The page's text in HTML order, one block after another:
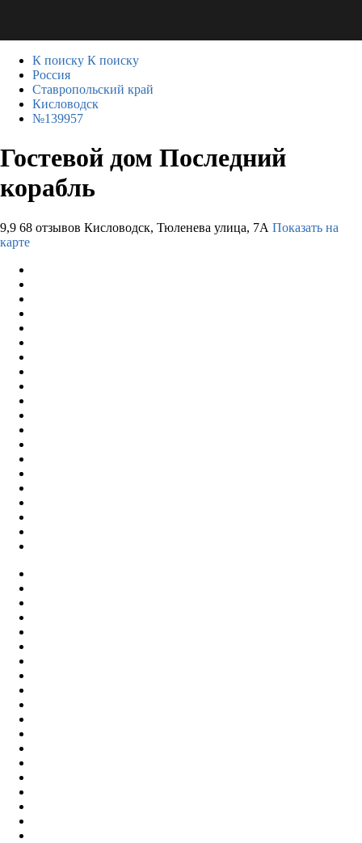
К поиску К поиску
Россия
Ставропольский край
Кисловодск
№139957
Гостевой дом Последний
корабль
9,9 68 отзывов Кисловодск, Тюленева улица, 7А Показать на
карте